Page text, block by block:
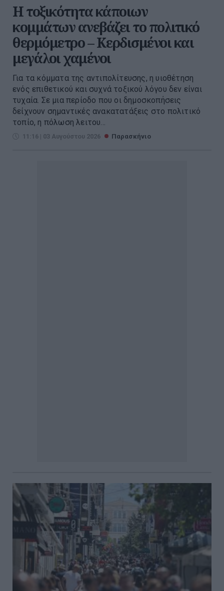
Η τοξικότητα κάποιων
κομμάτων ανεβάζει το πολιτικό
θερμόμετρο – Κερδισμένοι και
μεγάλοι χαμένοι
Για τα κόμματα της αντιπολίτευσης, η υιοθέτηση
ενός επιθετικού και συχνά τοξικού λόγου δεν είναι
τυχαία. Σε μια περίοδο που οι δημοσκοπήσεις
δείχνουν σημαντικές ανακατατάξεις στο πολιτικό
τοπίο, η πόλωση λειτου...
11:16 | 03 Αυγούστου 2026 Παρασκήνιο